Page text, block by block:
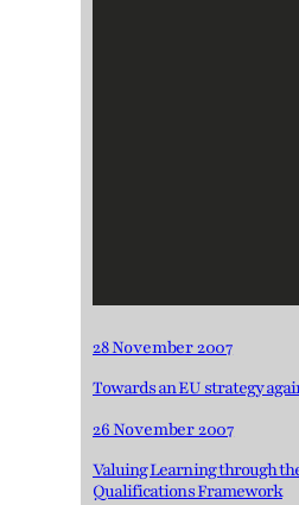
28 November 2007
Towards an EU strategy
26 November 2007
Valuing Learning through
Qualifications Framework